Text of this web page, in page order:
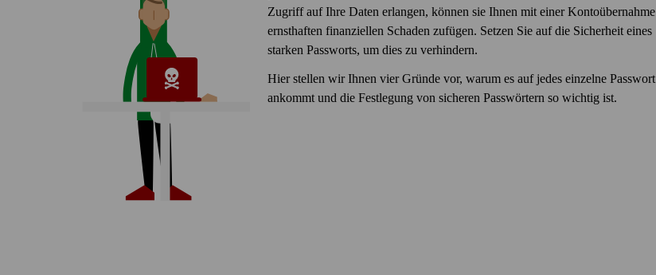
Zugriff auf Ihre Daten erlangen, können sie Ihnen mit einer Konto­über­nahme
ernst­haften finanziellen Schaden zufügen. Setzen Sie auf die Sicherheit eines
starken Pass­worts, um dies zu verhindern.
Hier stellen wir Ihnen vier Gründe vor, warum es auf jedes einzelne Pass­wort
ankommt und die Fest­legung von sicheren Pass­wörtern so wichtig ist.